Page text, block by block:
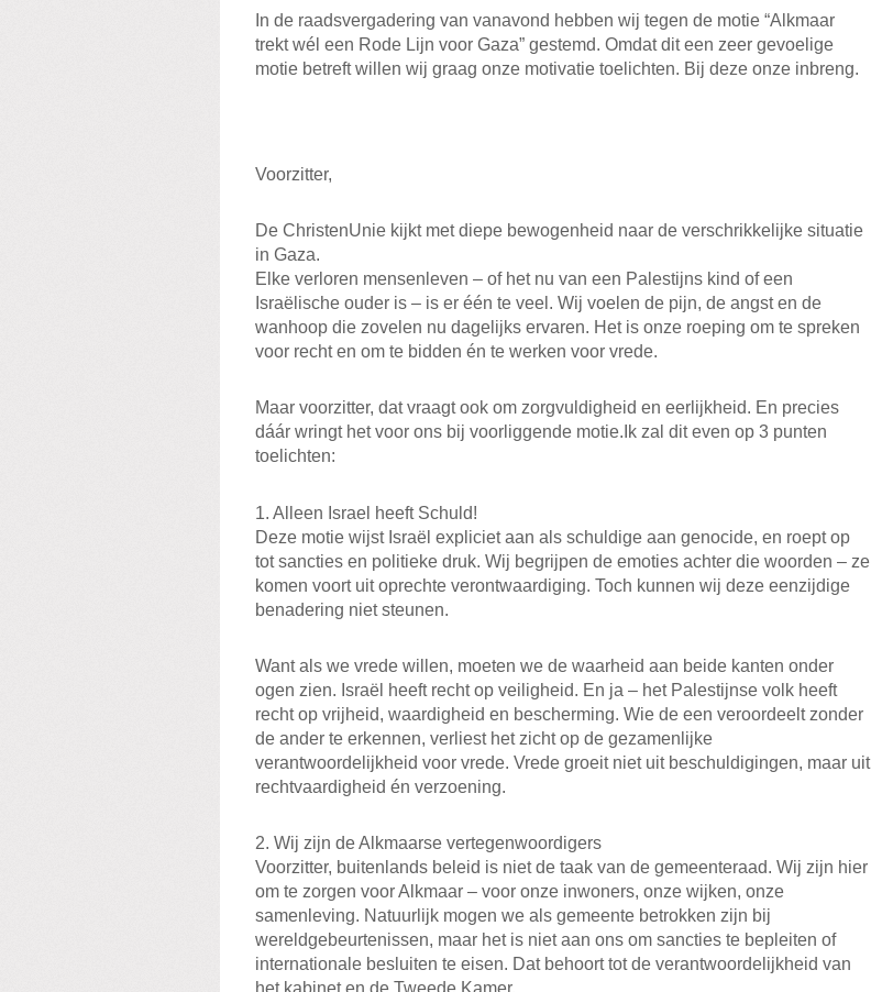
In de raadsvergadering van vanavond hebben wij tegen de motie “Alkmaar
trekt wél een Rode Lijn voor Gaza” gestemd. Omdat dit een zeer gevoelige
motie betreft willen wij graag onze motivatie toelichten. Bij deze onze inbreng.
Voorzitter,
De ChristenUnie kijkt met diepe bewogenheid naar de verschrikkelijke situatie
in Gaza.
Elke verloren mensenleven – of het nu van een Palestijns kind of een
Israëlische ouder is – is er één te veel. Wij voelen de pijn, de angst en de
wanhoop die zovelen nu dagelijks ervaren. Het is onze roeping om te spreken
voor recht en om te bidden én te werken voor vrede.
Maar voorzitter, dat vraagt ook om zorgvuldigheid en eerlijkheid. En precies
dáár wringt het voor ons bij voorliggende motie.Ik zal dit even op 3 punten
toelichten:
1. Alleen Israel heeft Schuld!
Deze motie wijst Israël expliciet aan als schuldige aan genocide, en roept op
tot sancties en politieke druk. Wij begrijpen de emoties achter die woorden – ze
komen voort uit oprechte verontwaardiging. Toch kunnen wij deze eenzijdige
benadering niet steunen.
Want als we vrede willen, moeten we de waarheid aan beide kanten onder
ogen zien. Israël heeft recht op veiligheid. En ja – het Palestijnse volk heeft
recht op vrijheid, waardigheid en bescherming. Wie de een veroordeelt zonder
de ander te erkennen, verliest het zicht op de gezamenlijke
verantwoordelijkheid voor vrede. Vrede groeit niet uit beschuldigingen, maar uit
rechtvaardigheid én verzoening.
2. Wij zijn de Alkmaarse vertegenwoordigers
Voorzitter, buitenlands beleid is niet de taak van de gemeenteraad. Wij zijn hier
om te zorgen voor Alkmaar – voor onze inwoners, onze wijken, onze
samenleving. Natuurlijk mogen we als gemeente betrokken zijn bij
wereldgebeurtenissen, maar het is niet aan ons om sancties te bepleiten of
internationale besluiten te eisen. Dat behoort tot de verantwoordelijkheid van